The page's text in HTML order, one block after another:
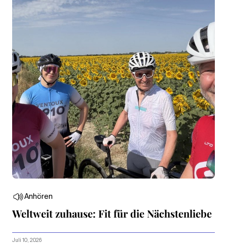
Anhören
Weltweit zuhause: Fit für die Nächstenliebe
Juli 10, 2026